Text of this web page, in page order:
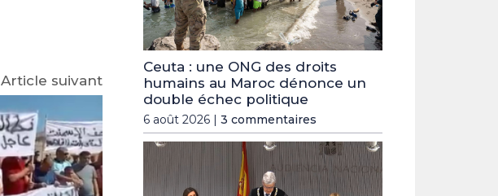
Article suivant
Ceuta : une ONG des droits
humains au Maroc dénonce un
double échec politique
6 août 2026 | 3 commentaires